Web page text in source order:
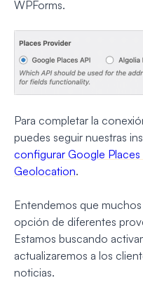
WPForms.
Para completar la
puedes seguir nuestras
configurar Google
Geolocation.
Entendemos que
opción de diferentes
Estamos buscando
actualizaremos a los
noticias.